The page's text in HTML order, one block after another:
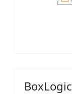
BoxLogic